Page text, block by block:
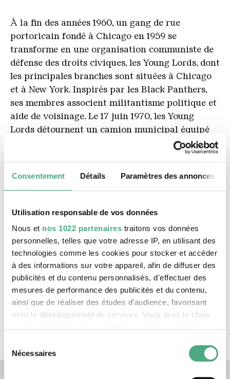
Consentement Détails Paramètres des annonces
Utilisation responsable de vos données
Nous et nos 1022 partenaires traitons vos données
personnelles, telles que votre adresse IP, en utilisant des
technologies comme les cookies pour stocker et accéder
à des informations sur votre appareil, afin de diffuser des
publicités et du contenu personnalisés, d'effectuer des
mesures de performance des publicités et du contenu,
ainsi que de réaliser des études d’audience, favorisant
ainsi le développement de services. Vous avez le choix
tout moment en consultant la Déclaration relative aux
cookies ou en cliquant sur l'icône de confidentialité.
Nécessaires
À la fin des années 1960, un gang de rue
portoricain fondé à Chicago en 1959 se
transforme en une organisation communiste de
défense des droits civiques, les Young Lords, dont
les principales branches sont situées à Chicago
et à New York. Inspirés par les Black Panthers,
ses membres associent militantisme politique et
aide de voisinage. Le 17 juin 1970, les Young
Lords détournent un camion municipal équipé
d'un appareil de radiographie pour le dépistage
de la tuberculose et l'amènent à East Harlem afin
la moyenne américaine. Après la prise de
l'action pour faire fonctionner l'appareil de
radiographie. En trois jours, 770 personnes sont
testées, alors qu'en temps normal, ce chiffre n'est
que d'environ 300 pour la même période.
Expositions